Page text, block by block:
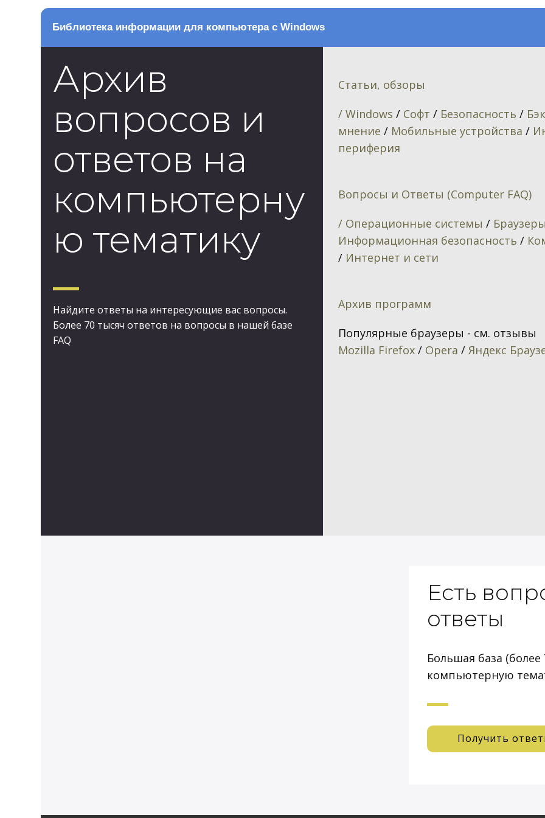
Библиотека информации для компьютера с Windows
Архив
вопросов и
ответов на
компьютерну
ю тематику
Найдите ответы на интересующие вас вопросы.
Более 70 тысяч ответов на вопросы в нашей базе
FAQ
Статьи, обзоры
/ Windows / Софт / Безопасность /
мнение / Мобильные устройства /
периферия
Вопросы и Ответы (Computer FAQ)
/ Операционные системы / Браузеры
Информационная безопасность /
/ Интернет и сети
Архив программ
Популярные браузеры - см. отзывы
Mozilla Firefox/ Opera / Яндекс
Есть
ответы
Большая база
компьютерную
Получить